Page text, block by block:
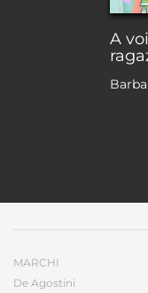
A
MARCHI
De Agostini